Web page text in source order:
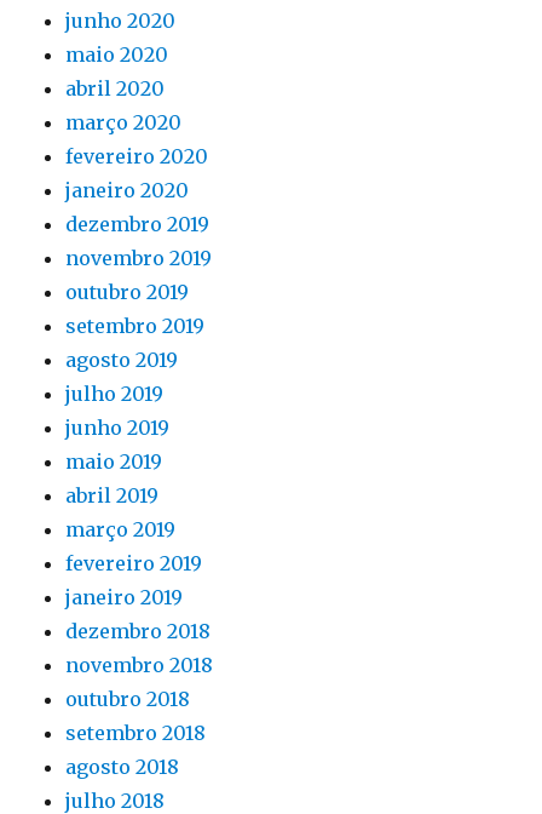
junho 2020
maio 2020
abril 2020
março 2020
fevereiro 2020
janeiro 2020
dezembro 2019
novembro 2019
outubro 2019
setembro 2019
agosto 2019
julho 2019
junho 2019
maio 2019
abril 2019
março 2019
fevereiro 2019
janeiro 2019
dezembro 2018
novembro 2018
outubro 2018
setembro 2018
agosto 2018
julho 2018